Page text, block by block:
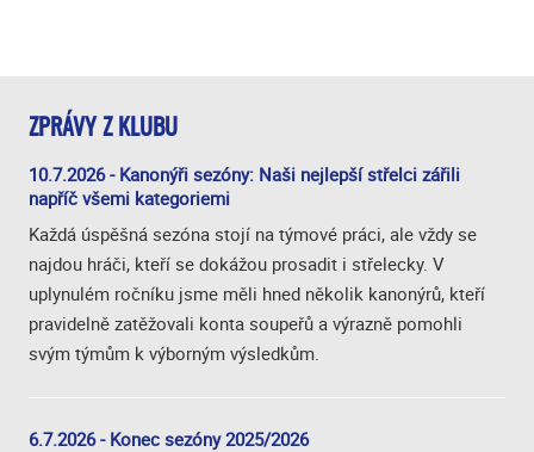
ZPRÁVY Z KLUBU
10.7.2026 - Kanonýři sezóny: Naši nejlepší střelci zářili
napříč všemi kategoriemi
Každá úspěšná sezóna stojí na týmové práci, ale vždy se
najdou hráči, kteří se dokážou prosadit i střelecky. V
uplynulém ročníku jsme měli hned několik kanonýrů, kteří
pravidelně zatěžovali konta soupeřů a výrazně pomohli
svým týmům k výborným výsledkům.
6.7.2026 - Konec sezóny 2025/2026